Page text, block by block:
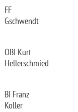
FF
Gschwendt
OBI Kurt
Hellerschmied
BI Franz
Koller